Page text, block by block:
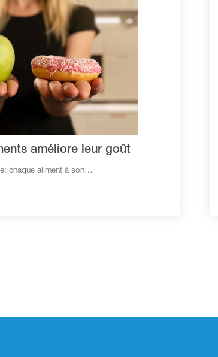
améliore leur goût
chaque aliment à son…